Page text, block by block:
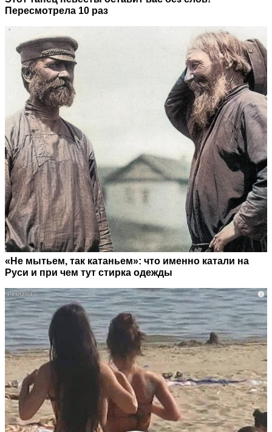
Пересмотрела 10 раз
«Не мытьем, так катаньем»: что именно катали на
Руси и при чем тут стирка одежды
i